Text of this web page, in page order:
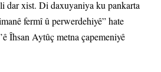
dar xist. Di daxuyaniya ku pankarta
fermî û perwerdehiyê” hate
Îhsan Aytûç metna çapemeniyê